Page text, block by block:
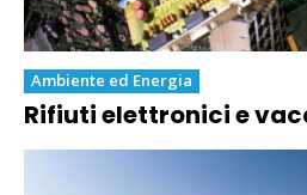
Ambiente ed Energia
Rifiuti elettronici e